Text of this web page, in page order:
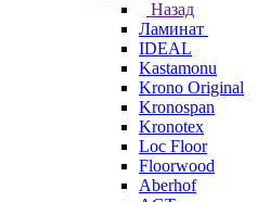
Назад
Ламинат
IDEAL
Kastamonu
Krono Original
Kronospan
Kronotex
Loc Floor
Floorwood
Aberhof